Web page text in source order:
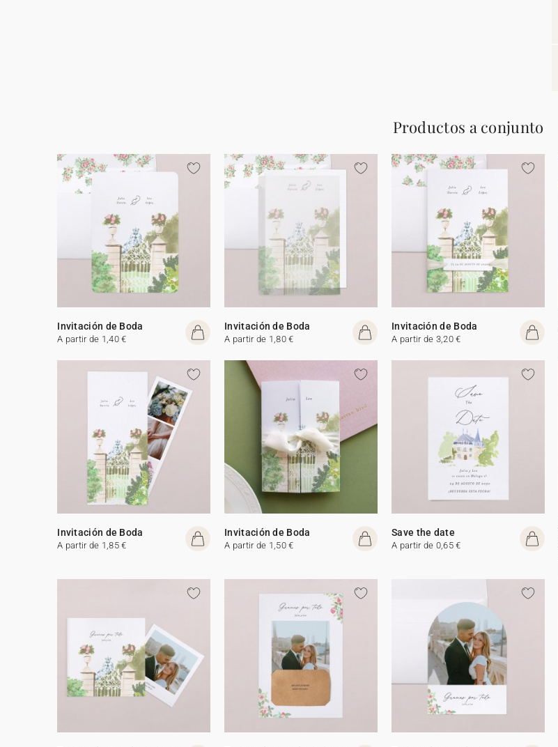
Productos a conjunto
Invitación de Boda
A partir de 1,40 €
Invitación de Boda
A partir de 1,80 €
Invitación de Boda
A partir de 3,20 €
Invitación de Boda
A partir de 1,85 €
Invitación de Boda
A partir de 1,50 €
Save the date
A partir de 0,65 €